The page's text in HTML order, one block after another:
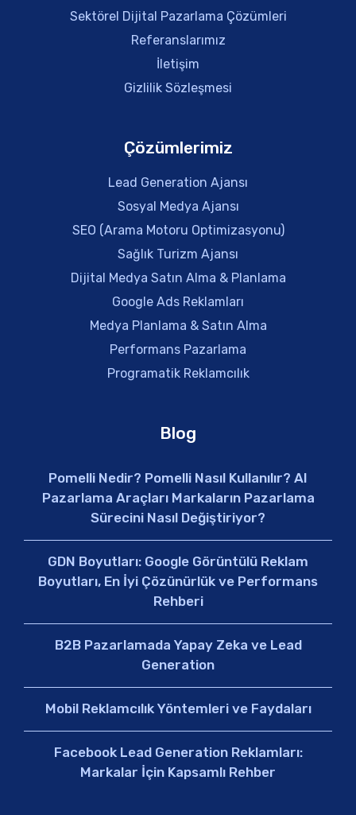
Sektörel Dijital Pazarlama Çözümleri
Referanslarımız
İletişim
Gizlilik Sözleşmesi
Çözümlerimiz
Lead Generation Ajansı
Sosyal Medya Ajansı
SEO (Arama Motoru Optimizasyonu)
Sağlık Turizm Ajansı
Dijital Medya Satın Alma & Planlama
Google Ads Reklamları
Medya Planlama & Satın Alma
Performans Pazarlama
Programatik Reklamcılık
Blog
Pomelli Nedir? Pomelli Nasıl Kullanılır? AI
Pazarlama Araçları Markaların Pazarlama
Sürecini Nasıl Değiştiriyor?
GDN Boyutları: Google Görüntülü Reklam
Boyutları, En İyi Çözünürlük ve Performans
Rehberi
B2B Pazarlamada Yapay Zeka ve Lead
Generation
Mobil Reklamcılık Yöntemleri ve Faydaları
Facebook Lead Generation Reklamları:
Markalar İçin Kapsamlı Rehber